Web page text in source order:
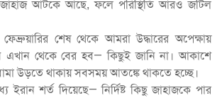
আটকে আছে, ফলে পরিস্থিতি আরও জটিল
শেষ থেকে আমরা উদ্ধারের অপেক্ষায়
এখান থেকে বের হব— কিছুই জানি না। আকাশে
উড়তে থাকায় সবসময় আতঙ্কে থাকতে হচ্ছে।
ইরান শর্ত দিয়েছে— নির্দিষ্ট কিছু জাহাজকে পার